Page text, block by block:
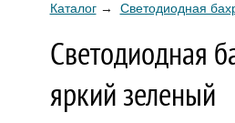
Каталог→ Светодиодная
Светодиодная
яркий зеленый